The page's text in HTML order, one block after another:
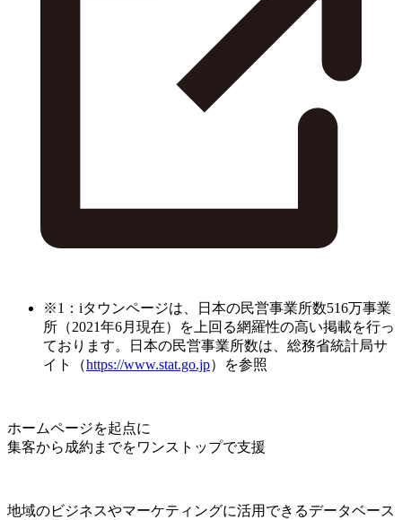
※1：iタウンページは、日本の民営事業所数516万事業
所（2021年6月現在）を上回る網羅性の高い掲載を行っ
ております。日本の民営事業所数は、総務省統計局サ
イト（https://www.stat.go.jp）を参照
ホームページを起点に
集客から成約までをワンストップで支援
地域のビジネスやマーケティングに活用できるデータベース